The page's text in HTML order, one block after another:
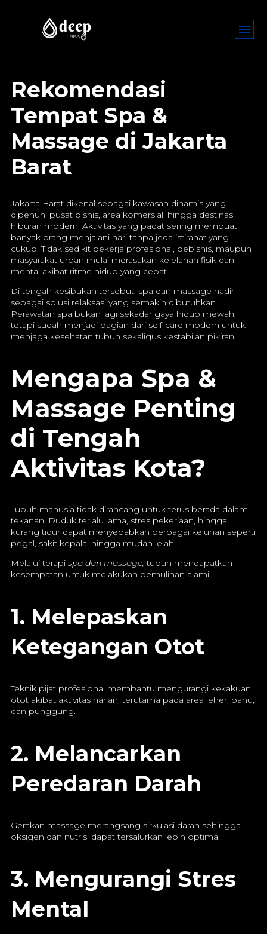
Rekomendasi
Tempat Spa &
Massage di Jakarta
Barat
Jakarta Barat dikenal sebagai kawasan dinamis yang
dipenuhi pusat bisnis, area komersial, hingga destinasi
hiburan modern. Aktivitas yang padat sering membuat
banyak orang menjalani hari tanpa jeda istirahat yang
cukup. Tidak sedikit pekerja profesional, pebisnis, maupun
masyarakat urban mulai merasakan kelelahan fisik dan
mental akibat ritme hidup yang cepat.
Di tengah kesibukan tersebut, spa dan massage hadir
sebagai solusi relaksasi yang semakin dibutuhkan.
Perawatan spa bukan lagi sekadar gaya hidup mewah,
tetapi sudah menjadi bagian dari self-care modern untuk
menjaga kesehatan tubuh sekaligus kestabilan pikiran.
Mengapa Spa &
Massage Penting
di Tengah
Aktivitas Kota?
Tubuh manusia tidak dirancang untuk terus berada dalam
tekanan. Duduk terlalu lama, stres pekerjaan, hingga
kurang tidur dapat menyebabkan berbagai keluhan seperti
pegal, sakit kepala, hingga mudah lelah.
Melalui terapi spa dan massage,tubuh mendapatkan
kesempatan untuk melakukan pemulihan alami.
1. Melepaskan
Ketegangan Otot
Teknik pijat profesional membantu mengurangi kekakuan
otot akibat aktivitas harian, terutama pada area leher, bahu,
dan punggung.
2. Melancarkan
Peredaran Darah
Gerakan massage merangsang sirkulasi darah sehingga
oksigen dan nutrisi dapat tersalurkan lebih optimal.
3. Mengurangi Stres
Mental